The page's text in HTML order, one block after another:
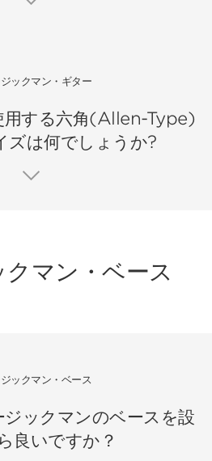
ックマン・ギター
用する六角(Allen-Type)
ズは何でしょうか?
クマン・ベース
ックマン・ベース
ックマンのベースを設
良いですか？